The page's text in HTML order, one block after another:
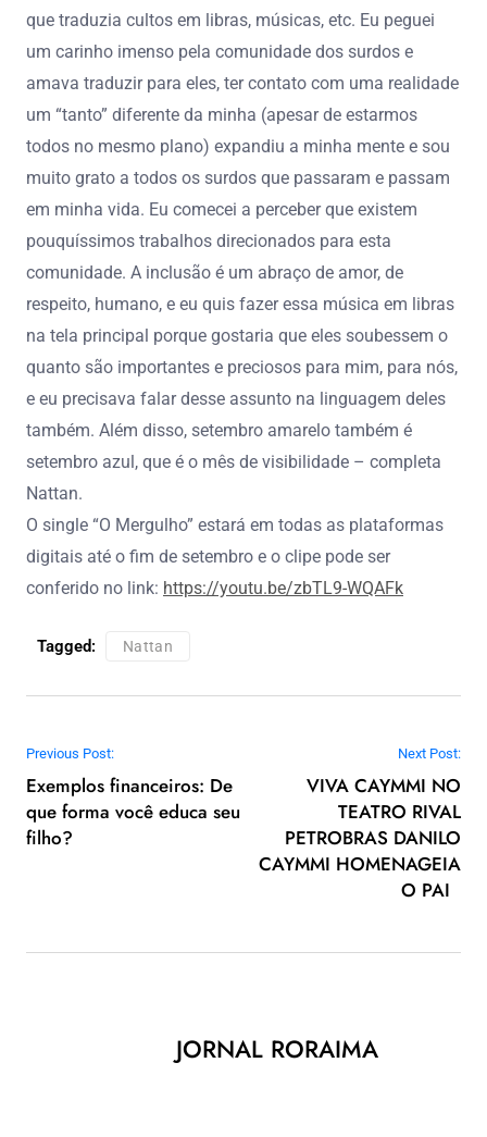
que traduzia cultos em libras, músicas, etc. Eu peguei
um carinho imenso pela comunidade dos surdos e
amava traduzir para eles, ter contato com uma realidade
um “tanto” diferente da minha (apesar de estarmos
todos no mesmo plano) expandiu a minha mente e sou
muito grato a todos os surdos que passaram e passam
em minha vida. Eu comecei a perceber que existem
pouquíssimos trabalhos direcionados para esta
comunidade. A inclusão é um abraço de amor, de
respeito, humano, e eu quis fazer essa música em libras
na tela principal porque gostaria que eles soubessem o
quanto são importantes e preciosos para mim, para nós,
e eu precisava falar desse assunto na linguagem deles
também. Além disso, setembro amarelo também é
setembro azul, que é o mês de visibilidade – completa
Nattan.
O single “O Mergulho” estará em todas as plataformas
digitais até o fim de setembro e o clipe pode ser
conferido no link: https://youtu.be/zbTL9-WQAFk
Tagged: Nattan
Navegação de Post
Previous Post:
Exemplos financeiros: De
que forma você educa seu
filho?
Next Post:
VIVA CAYMMI NO
TEATRO RIVAL
PETROBRAS DANILO
CAYMMI HOMENAGEIA
O PAI
JORNAL RORAIMA